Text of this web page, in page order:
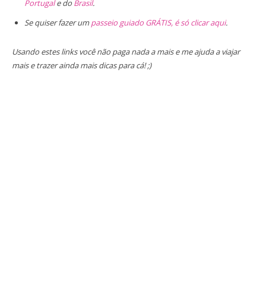
Portugale do Brasil.
Se quiser fazer umpasseio guiado GRÁTIS, é só clicar aqui.
Usando estes links você não paga nada a mais e me ajuda a viajar
mais e trazer ainda mais dicas para cá! ;)